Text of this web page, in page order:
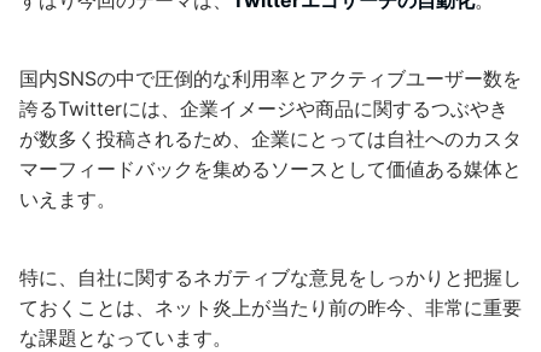
国内SNSの中で圧倒的な利用率とアクティブユーザー数を
誇るTwitterには、企業イメージや商品に関するつぶやき
が数多く投稿されるため、企業にとっては自社へのカスタ
マーフィードバックを集めるソースとして価値ある媒体と
いえます。
特に、自社に関するネガティブな意見をしっかりと把握し
ておくことは、ネット炎上が当たり前の昨今、非常に重要
な課題となっています。